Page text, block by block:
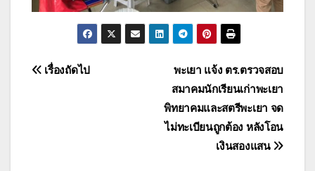
แนะแนว
พะเยา แจ้ง ตร.ตรวจสอบ
สมาคมนักเรียนเก่าพะเยา
พิทยาคมและสตรีพะเยา จด
ไม่ทะเบียนถูกต้อง หลังโอน
เงินสองแสน
เรื่องถัดไป